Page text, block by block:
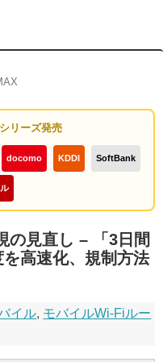
リーズ発売
docomo KDDI SoftBank
の見直し – 「3日間
高速化、規制方法
イル, モバイルWi-Fiルー